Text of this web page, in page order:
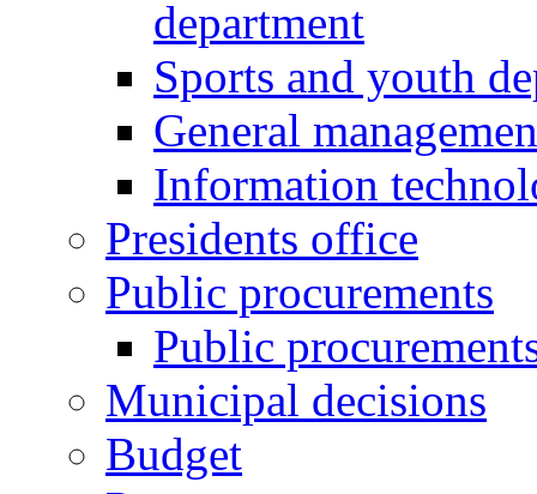
department
Sports and youth
General
Information
Presidents office
Public procurements
Public
Municipal decisions
Budget